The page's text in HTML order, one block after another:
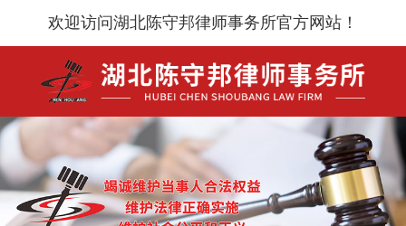
欢迎访问湖北陈守邦律师事务所官方网站！